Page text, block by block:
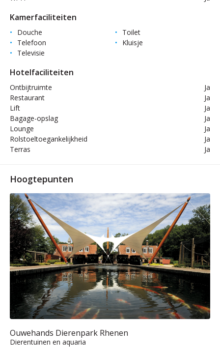
Kamerfaciliteiten
Douche
Toilet
Telefoon
Kluisje
Televisie
Hotelfaciliteiten
Ontbijtruimte
Ja
Restaurant
Ja
Lift
Ja
Bagage-opslag
Ja
Lounge
Ja
Rolstoeltoegankelijkheid
Ja
Terras
Ja
Hoogtepunten
Ouwehands Dierenpark Rhenen
Dierentuinen en aquaria